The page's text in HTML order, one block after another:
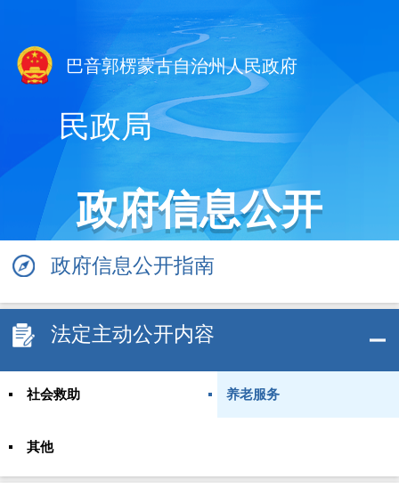
巴音郭楞蒙古自治州人民政府
民政局
政府信息公开
政府信息公开指南
法定主动公开内容
社会救助 养老服务
其他